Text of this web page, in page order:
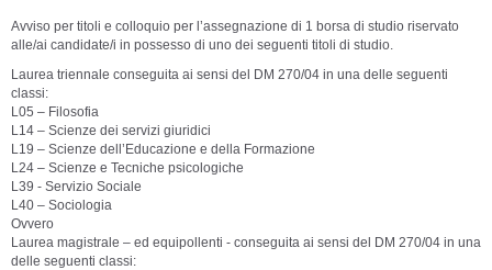
Avviso per titoli e colloquio per l’assegnazione di 1 borsa di studio riservato
alle/ai candidate/i in possesso di uno dei seguenti titoli di studio.
Laurea triennale conseguita ai sensi del DM 270/04 in una delle seguenti
classi:
L05 – Filosofia
L14 – Scienze dei servizi giuridici
L19 – Scienze dell’Educazione e della Formazione
L24 – Scienze e Tecniche psicologiche
L39 - Servizio Sociale
L40 – Sociologia
Ovvero
Laurea magistrale – ed equipollenti - conseguita ai sensi del DM 270/04 in una
delle seguenti classi: